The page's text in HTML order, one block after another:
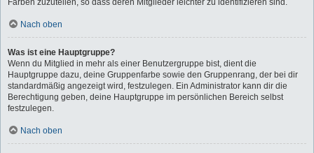
Farben zuzuteilen, so dass deren Mitglieder leichter zu identifizieren sind.
Nach oben
Was ist eine Hauptgruppe?
Wenn du Mitglied in mehr als einer Benutzergruppe bist, dient die
Hauptgruppe dazu, deine Gruppenfarbe sowie den Gruppenrang, der bei dir
standardmäßig angezeigt wird, festzulegen. Ein Administrator kann dir die
Berechtigung geben, deine Hauptgruppe im persönlichen Bereich selbst
festzulegen.
Nach oben